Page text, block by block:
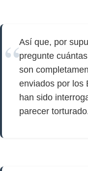
Así que, por
pregunte
son
enviados por los
han sido
parecer